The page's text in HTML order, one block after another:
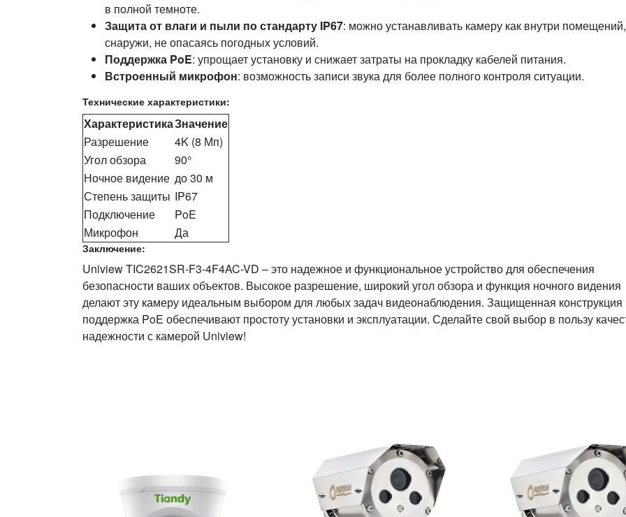
в полной темноте.
Защита от влаги и пыли по стандарту IP67: можно устанавливать камеру как внутри
снаружи, не опасаясь погодных условий.
Поддержка PoE: упрощает установку и снижает затраты на прокладку кабелей питания.
Встроенный микрофон: возможность записи звука для более полного контроля ситуации.
Технические характеристики:
ХарактеристикаЗначение
Разрешение
4K (8 Мп)
Угол обзора
90°
Ночное видение до 30 м
Степень защиты IP67
Подключение
PoE
Микрофон
Да
Заключение:
Uniview TIC2621SR-F3-4F4AC-VD – это надежное и функциональное устройство для обеспечения
безопасности ваших объектов. Высокое разрешение, широкий угол обзора и функция ночного видения
делают эту камеру идеальным выбором для любых задач видеонаблюдения. Защищенная конструкция
поддержка PoE обеспечивают простоту установки и эксплуатации. Сделайте свой выбор в пользу
надежности с камерой Uniview!